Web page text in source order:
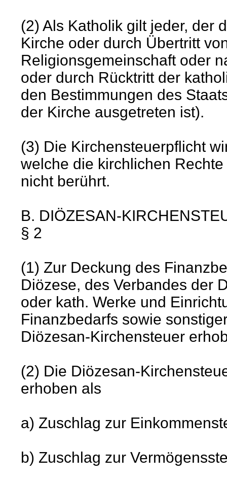
(2) Als Katholik gilt jeder, der
Kirche oder durch Übertritt
Religionsgemeinschaft oder
oder durch Rücktritt der
den Bestimmungen des
der Kirche ausgetreten ist).
(3) Die Kirchensteuerpflicht
welche die kirchlichen
nicht berührt.
B. DIÖZESAN-
§ 2
(1) Zur Deckung des
Diözese, des Verbandes der
oder kath. Werke und
Finanzbedarfs sowie
Diözesan-Kirchensteuer
(2) Die Diözesan-
erhoben als
a) Zuschlag zur
b) Zuschlag zur